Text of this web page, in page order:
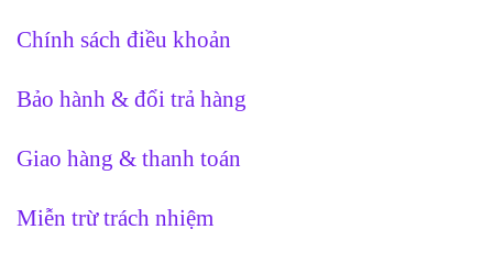
Chính sách điều khoản
Bảo hành & đổi trả hàng
Giao hàng & thanh toán
Miễn trừ trách nhiệm